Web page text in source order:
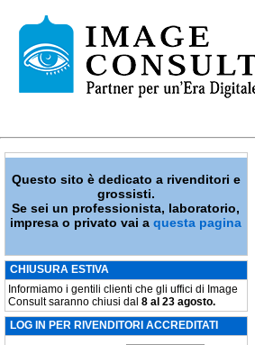
Questo sito è dedicato a rivenditori e
grossisti.
Se sei un professionista, laboratorio,
impresa o privato vai aquesta pagina
CHIUSURA ESTIVA
Informiamo i gentili clienti che gli uffici di Image
Consult saranno chiusi dal 8 al 23 agosto.
LOG IN PER RIVENDITORI ACCREDITATI